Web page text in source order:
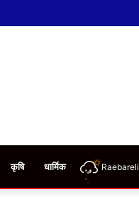
कृषि धार्मिक Raebareli